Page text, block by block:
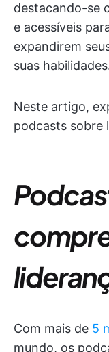
destacando-se
e acessíveis
expandirem
suas
Neste artigo,
podcasts sobre
Com mais de 5
mundo, os